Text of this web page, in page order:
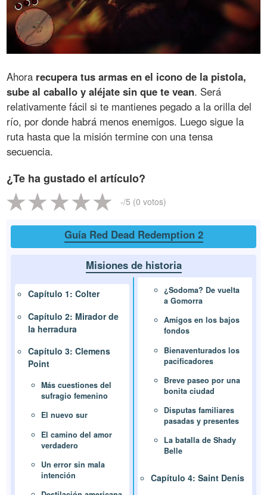
Ahora recupera tus armas en el icono de la pistola,
sube al caballo y aléjate sin que te vean. Será
relativamente fácil si te mantienes pegado a la orilla del
río, por donde habrá menos enemigos. Luego sigue la
ruta hasta que la misión termine con una tensa
secuencia.
¿Te ha gustado el artículo?
-/5 (0 votos)
Guía Red Dead Redemption 2
Misiones de historia
Capítulo 1: Colter
Capítulo 2: Mirador de
la herradura
Capítulo 3: Clemens
Point
Más cuestiones del
sufragio femenino
El nuevo sur
El camino del amor
verdadero
Un error sin mala
intención
¿Sodoma? De vuelta
a Gomorra
Amigos en los bajos
fondos
Bienaventurados los
pacificadores
Breve paseo por una
bonita ciudad
Disputas familiares
pasadas y presentes
La batalla de Shady
Belle
Capítulo 4: Saint Denis